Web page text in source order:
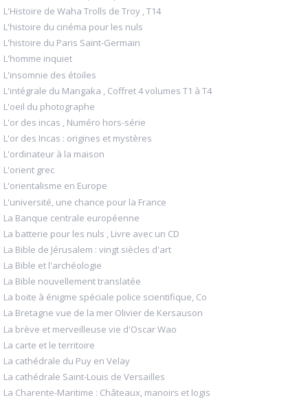
L'Histoire de Waha Trolls de Troy , T14
L'histoire du cinéma pour les nuls
L'histoire du Paris Saint-Germain
L'homme inquiet
L'insomnie des étoiles
L'intégrale du Mangaka , Coffret 4 volumes T1 à T4
L'oeil du photographe
L'or des incas , Numéro hors-série
L'or des Incas : origines et mystères
L'ordinateur à la maison
L'orient grec
L'orientalisme en Europe
L'université, une chance pour la France
La Banque centrale européenne
La batterie pour les nuls , Livre avec un CD
La Bible de Jérusalem : vingt siècles d'art
La Bible et l'archéologie
La Bible nouvellement translatée
La boite à énigme spéciale police scientifique, Co
La Bretagne vue de la mer Olivier de Kersauson
La brève et merveilleuse vie d'Oscar Wao
La carte et le territoire
La cathédrale du Puy en Velay
La cathédrale Saint-Louis de Versailles
La Charente-Maritime : Châteaux, manoirs et logis